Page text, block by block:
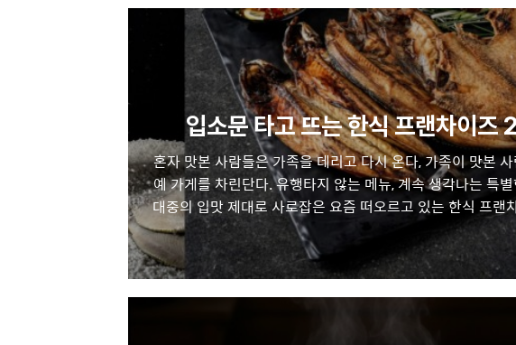
입소문 타고 뜨는 한식 프랜차이즈
혼자 맛본 사람들은 가족을 데리고 다시 온다, 가족이 맛본
예 가게를 차린단다. 유행타지 않는 메뉴, 계속 생각나는 특
대중의 입맛 제대로 사로잡은 요즘 떠오르고 있는 한식 프랜